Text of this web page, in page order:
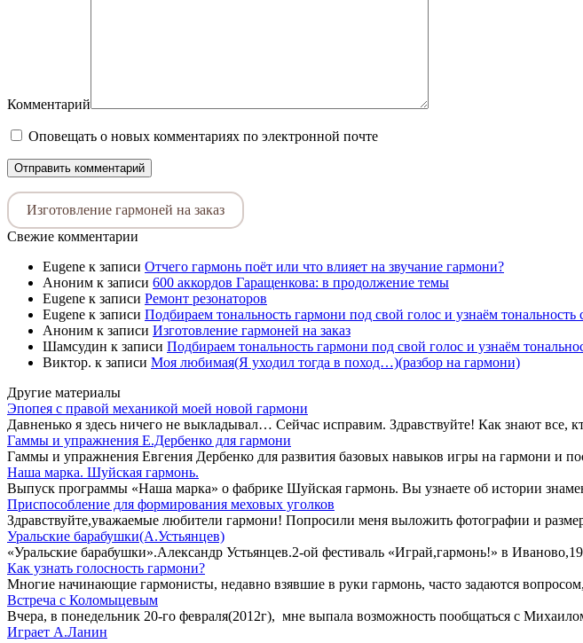
Комментарий
Оповещать о новых комментариях по электронной почте
Изготовление гармоней на заказ
Свежие комментарии
Eugene к записи Отчего гармонь поёт или что влияет на звучание гармони?
Аноним к записи 600 аккордов Гаращенкова: в продолжение темы
Eugene к записи Ремонт резонаторов
Eugene к записи Подбираем тональность гармони под свой голос и узнаём тональность
Аноним к записи Изготовление гармоней на заказ
Шамсудин к записи Подбираем тональность гармони под свой голос и узнаём
Виктор. к записи Моя любимая(Я уходил тогда в поход…)(разбор на гармони)
Другие материалы
Эпопея с правой механикой моей новой гармони
Давненько я здесь ничего не выкладывал… Сейчас исправим. Здравствуйте! Как знают все,
Гаммы и упражнения Е.Дербенко для гармони
Гаммы и упражнения Евгения Дербенко для развития базовых навыков игры на гармони и
Наша марка. Шуйская гармонь.
Выпуск программы «Наша марка» о фабрике Шуйская гармонь. Вы узнаете об истории
Приспособление для формирования меховых уголков
Здравствуйте,уважаемые любители гармони! Попросили меня выложить фотографии и
Уральские барабушки(А.Устьянцев)
«Уральские барабушки».Александр Устьянцев.2-ой фестиваль «Играй,гармонь!» в
Как узнать голосность гармони?
Многие начинающие гармонисты, недавно взявшие в руки гармонь, часто задаются вопросом,
Встреча с Коломыцевым
Вчера, в понедельник 20-го февраля(2012г), мне выпала возможность пообщаться с
Играет А.Ланин